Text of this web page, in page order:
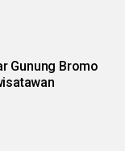
Gunung Bromo